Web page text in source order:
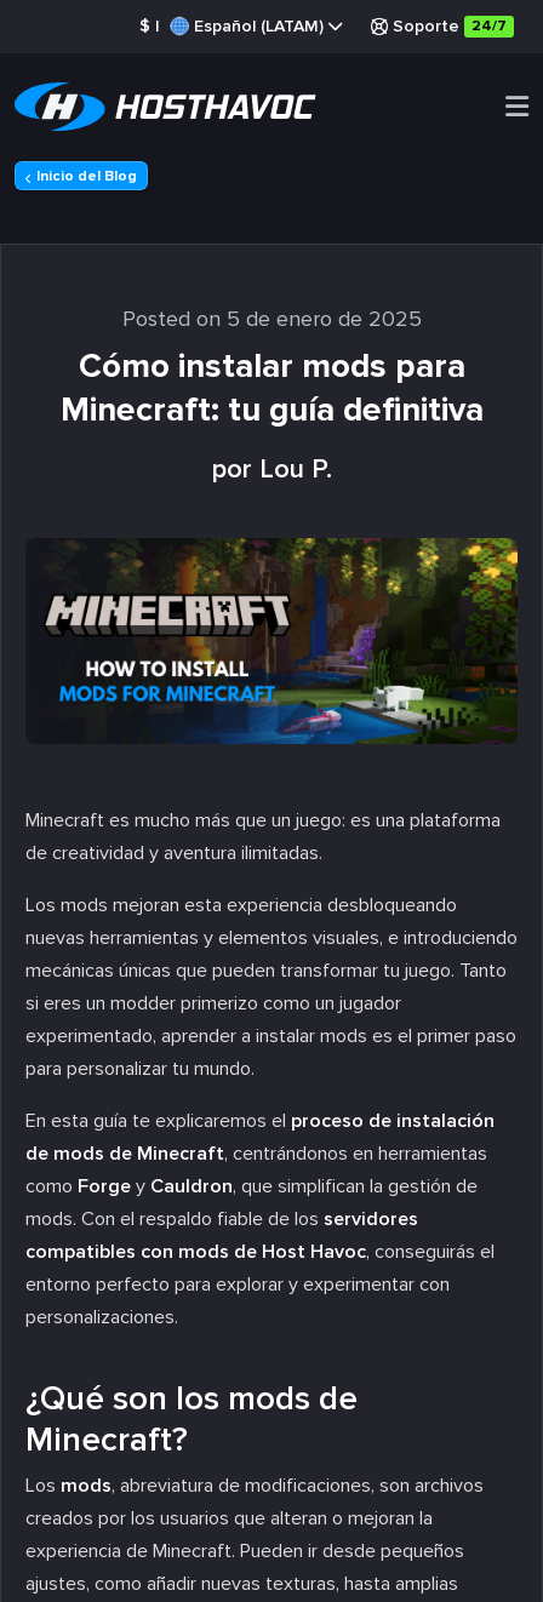
$ | Español (LATAM) Soporte 24/7
Inicio del Blog
Posted on 5 de enero de 2025
Cómo instalar mods para
Minecraft: tu guía definitiva
por Lou P.
Minecraft es mucho más que un juego: es una plataforma
de creatividad y aventura ilimitadas.
Los mods mejoran esta experiencia desbloqueando
nuevas herramientas y elementos visuales, e introduciendo
mecánicas únicas que pueden transformar tu juego. Tanto
si eres un modder primerizo como un jugador
experimentado, aprender a instalar mods es el primer paso
para personalizar tu mundo.
En esta guía te explicaremos el proceso de instalación
de mods de Minecraft, centrándonos en herramientas
como Forge y Cauldron, que simplifican la gestión de
mods. Con el respaldo fiable de los servidores
compatibles con mods de Host Havoc, conseguirás el
entorno perfecto para explorar y experimentar con
personalizaciones.
¿Qué son los mods de
Minecraft?
Los mods, abreviatura de modificaciones, son archivos
creados por los usuarios que alteran o mejoran la
experiencia de Minecraft. Pueden ir desde pequeños
ajustes, como añadir nuevas texturas, hasta amplias